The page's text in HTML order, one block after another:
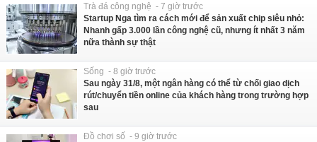
Trà đá công nghệ - 7 giờ trước
Startup Nga tìm ra cách mới để sản xuất chip siêu nhỏ:
Nhanh gấp 3.000 lần công nghệ cũ, nhưng ít nhất 3 năm
nữa thành sự thật
Sống - 8 giờ trước
Sau ngày 31/8, một ngân hàng có thể từ chối giao dịch
rút/chuyển tiền online của khách hàng trong trường hợp
sau
Đồ chơi số - 9 giờ trước